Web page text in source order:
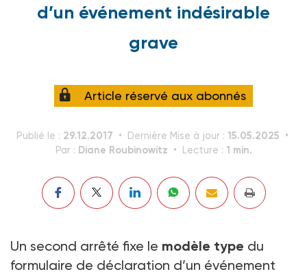
d’un événement indésirable
grave
Article réservé aux abonnés
Publié le : 29.12.2017 Dernière Mise à jour : 15.05.2025
Par : Diane Roubinowitz Lecture : 1 min.
Un second arrêté fixe le modèle type du
formulaire de déclaration d’un événement